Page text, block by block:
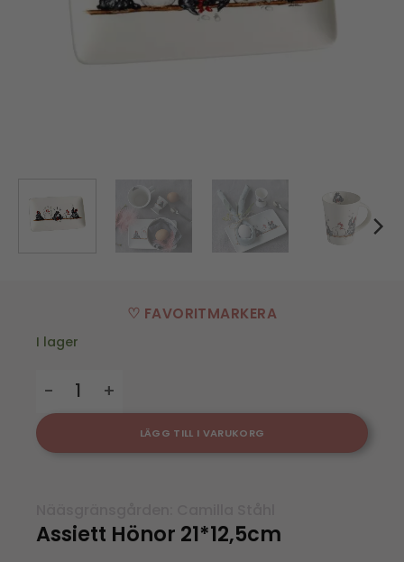
♡ FAVORITMARKERA
I lager
LÄGG TILL I VARUKORG
Assiett Hönor 21*12,5cm